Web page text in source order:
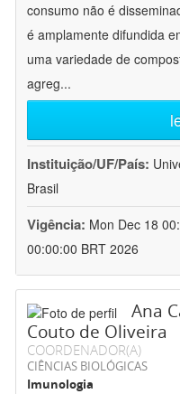
consumo não é
é amplamente difundida
uma variedade de
agreg...
Instituição/UF/País:
Brasil
Vigência: Mon Dec 18
00:00:00 BRT 2026
Ana
Couto de Oliveira
COORDENADOR(A)
CIÊNCIAS BIOLÓGICAS
Imunologia